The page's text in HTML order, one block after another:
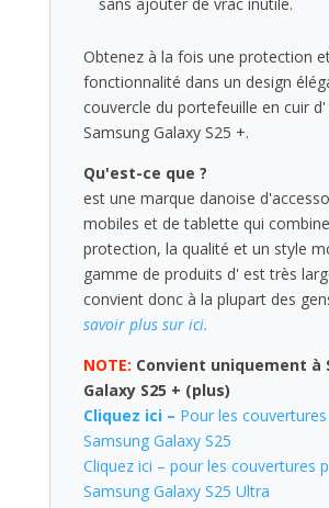
Obtenez à la fois une protection
fonctionnalité dans un design
couvercle du portefeuille en cuir
Samsung Galaxy S25 +.
Qu'est-ce que ?
est une marque danoise
mobiles et de tablette qui
protection, la qualité et un style
gamme de produits d' est très
convient donc à la plupart des
savoir plus sur ici.
NOTE: Convient uniquement à
Galaxy S25 + (plus)
Cliquez ici – Pour les
Samsung Galaxy S25
Cliquez ici – pour les couvertures
Samsung Galaxy S25 Ultra